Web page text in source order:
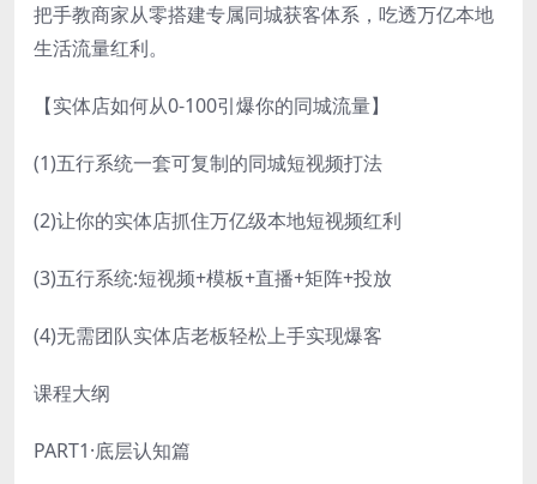
把手教商家从零搭建专属同城获客体系，吃透万亿本地
生活流量红利。
【实体店如何从0-100引爆你的同城流量】
(1)五行系统一套可复制的同城短视频打法
(2)让你的实体店抓住万亿级本地短视频红利
(3)五行系统:短视频+模板+直播+矩阵+投放
(4)无需团队实体店老板轻松上手实现爆客
课程大纲
PART1·底层认知篇